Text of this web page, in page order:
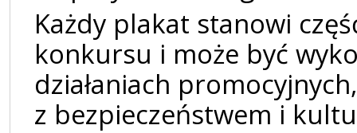
Każdy plakat stanowi
konkursu i może być
działaniach
z bezpieczeństwem i